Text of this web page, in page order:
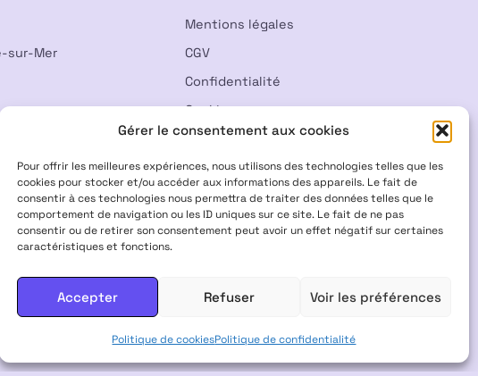
Gérer le consentement aux cookies
Pour offrir les meilleures expériences, nous utilisons des technologies telles que les
cookies pour stocker et/ou accéder aux informations des appareils. Le fait de
consentir à ces technologies nous permettra de traiter des données telles que le
comportement de navigation ou les ID uniques sur ce site. Le fait de ne pas
consentir ou de retirer son consentement peut avoir un effet négatif sur certaines
caractéristiques et fonctions.
Accepter Refuser Voir les préférences
Politique de cookiesPolitique de confidentialité
sur-Mer
Mentions légales
CGV
Confidentialité
Cookies
Rétractation
· INTERDITS AUX FEMMES ENCEINTES & ALLAITANTES · NE PAS